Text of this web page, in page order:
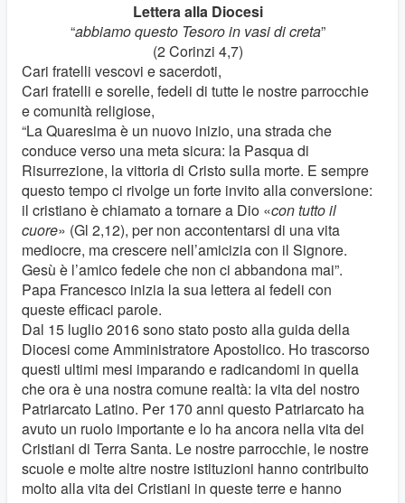
Lettera alla Diocesi
“abbiamo questo Tesoro in vasi di creta”
(2 Corinzi 4,7)
Cari fratelli vescovi e sacerdoti,
Cari fratelli e sorelle, fedeli di tutte le nostre parrocchie
e comunità religiose,
“La Quaresima è un nuovo inizio, una strada che
conduce verso una meta sicura: la Pasqua di
Risurrezione, la vittoria di Cristo sulla morte. E sempre
questo tempo ci rivolge un forte invito alla conversione:
il cristiano è chiamato a tornare a Dio «con tutto il
cuore» (Gl 2,12), per non accontentarsi di una vita
mediocre, ma crescere nell’amicizia con il Signore.
Gesù è l’amico fedele che non ci abbandona mai”.
Papa Francesco inizia la sua lettera ai fedeli con
queste efficaci parole.
Dal 15 luglio 2016 sono stato posto alla guida della
Diocesi come Amministratore Apostolico. Ho trascorso
questi ultimi mesi imparando e radicandomi in quella
che ora è una nostra comune realtà: la vita del nostro
Patriarcato Latino. Per 170 anni questo Patriarcato ha
avuto un ruolo importante e lo ha ancora nella vita dei
Cristiani di Terra Santa. Le nostre parrocchie, le nostre
scuole e molte altre nostre istituzioni hanno contribuito
molto alla vita dei Cristiani in queste terre e hanno